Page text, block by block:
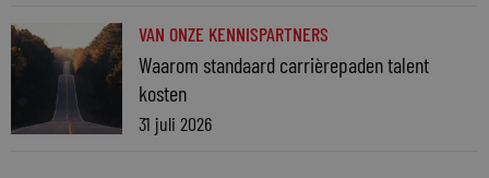
VAN ONZE KENNISPARTNERS
Waarom standaard carrièrepaden talent
kosten
31 juli 2026